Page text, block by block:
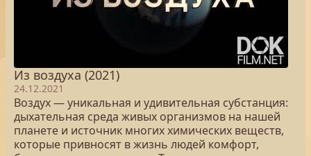
Из воздуха (2021)
24.12.2021
Воздух — уникальная и удивительная субстанция:
дыхательная среда живых организмов на нашей
планете и источник многих химических веществ,
которые привносят в жизнь людей комфорт,